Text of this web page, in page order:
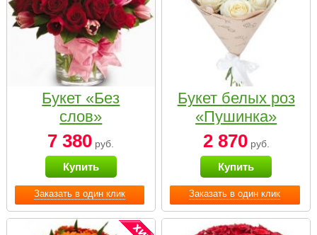
Заказать в один клик
Букет «Без
слов»
7 380 руб.
Купить
Заказать в один клик
Букет белых роз
«Пушинка»
2 870руб.
Купить